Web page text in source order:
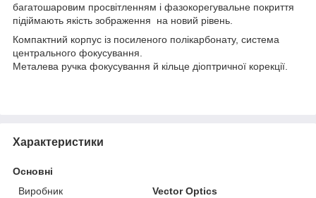
багатошаровим просвітленням і фазокорегувальне покриття
підіймають якість зображення на новий рівень.
Компактний корпус із посиленого полікарбонату, система
центрального фокусування.
Металева ручка фокусування й кільце діоптричної корекції.
Характеристики
Основні
Виробник
Vector Optics